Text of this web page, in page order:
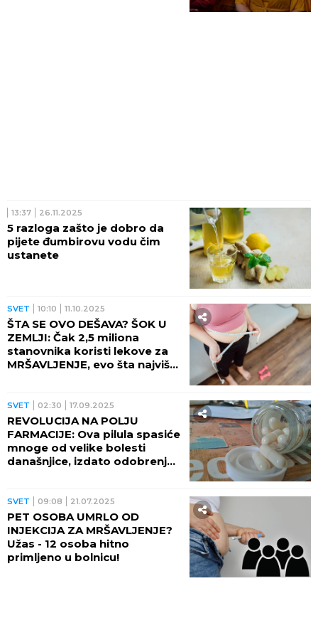
13:37 26.11.2025
5 razloga zašto je dobro da
pijete đumbirovu vodu čim
ustanete
SVET 10:10 11.10.2025
ŠTA SE OVO DEŠAVA? ŠOK U
ZEMLJI: Čak 2,5 miliona
stanovnika koristi lekove za
MRŠAVLJENJE, evo šta najviše
SVET 02:30 17.09.2025
REVOLUCIJA NA POLJU
FARMACIJE: Ova pilula spasiće
mnoge od velike bolesti
današnjice, izdato odobrenje
SVET 09:08 21.07.2025
PET OSOBA UMRLO OD
INJEKCIJA ZA MRŠAVLJENJE?
Užas - 12 osoba hitno
primljeno u bolnicu!